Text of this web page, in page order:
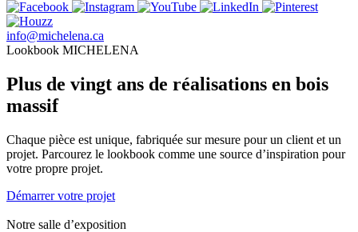
info@michelena.ca
Lookbook MICHELENA
Plus de vingt ans de réalisations en bois
massif
Chaque pièce est unique, fabriquée sur mesure pour un client et un
projet. Parcourez le lookbook comme une source d’inspiration pour
votre propre projet.
Démarrer votre projet
Notre salle d’exposition